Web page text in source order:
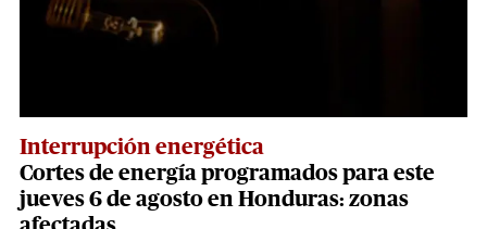
Interrupción energética
Cortes de energía programados para este
jueves 6 de agosto en Honduras: zonas